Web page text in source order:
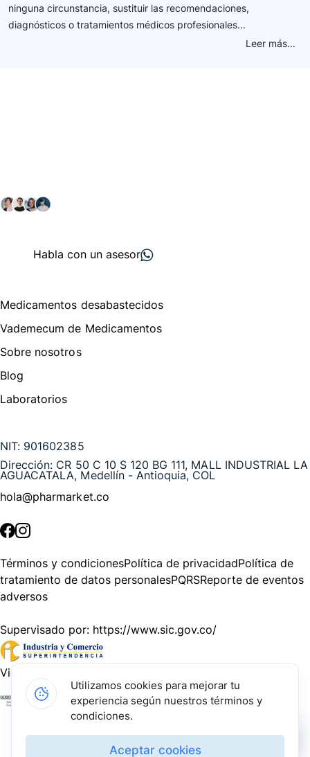
ninguna circunstancia, sustituir las recomendaciones,
diagnósticos o tratamientos médicos profesionales...
Leer más...
Habla con un asesor
Medicamentos desabastecidos
Vademecum de Medicamentos
Sobre nosotros
Blog
Laboratorios
NIT: 901602385
Dirección: CR 50 C 10 S 120 BG 111, MALL INDUSTRIAL LA
AGUACATALA, Medellín - Antioquia, COL
hola@pharmarket.co
Términos y condicionesPolítica de privacidadPolítica de
tratamiento de datos personalesPQRSReporte de eventos
adversos
Supervisado por: https://www.sic.gov.co/
Vigilado por:
Gracias a nuestros impulsadores, podemos presentarte la
solución tecnológica más avanzada para resolver los
desafíos farmacéuticos de la actualidad.
Utilizamos cookies para mejorar tu
experiencia según nuestros términos y
condiciones.
Aceptar cookies